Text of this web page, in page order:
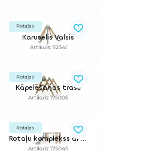
Rotaļas
Karuselis Valsis
Artikuls: 112341
Rotaļas
Kāpelēšanas trase
Artikuls: 175006
Rotaļas
Rotaļu komplekss ar lielo slidkalniņu
Artikuls: 175045